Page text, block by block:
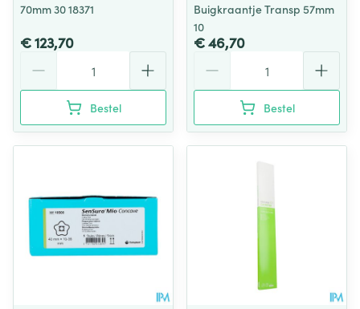
70mm 30 18371
€ 123,70
Bestel
Buigkraantje Transp 57mm
10
€ 46,70
Bestel